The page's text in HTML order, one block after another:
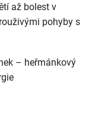
až bolest v
pohyby s
– heřmánkový